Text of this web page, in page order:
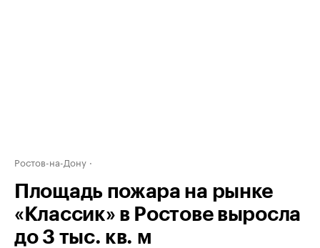
Ростов-на-Дону
Площадь пожара на рынке
«Классик» в Ростове выросла
до 3 тыс. кв. м